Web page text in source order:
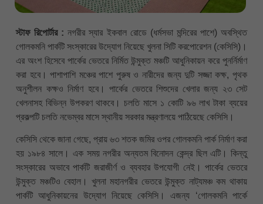
স্টাফ রিপোর্টার :নগরীর স্যার ইকবাল রোডে (ধর্মসভা মন্দিরের পাশে) অবস্থিত
গোলকমনি পার্কটি সংস্কারের উদ্যোগ নিয়েছে খুলনা সিটি করপোরেশন (কেসিসি)।
এর অংশ হিসেবে পার্কের ভেতরে নির্মিত উন্মুক্ত মঞ্চটি আধুনিকায়ন করে পুনর্নির্মাণ
করা হবে। পাশাপাশি মঞ্চের পাশে পুরুষ ও নারীদের জন্য দুটি সজ্জা কক্ষ, পৃথক
অনুশীলন কক্ষও নির্মাণ হবে। পার্কের ভেতরে শিশুদের খেলার জন্য ২৩ সেট
খেলনাসহ বিভিন্ন উপকরণ থাকবে। চলতি মাসে ১ কোটি ৯৬ লাখ টাকা ব্যয়ের
প্রকল্পটি চলতি নভেম্বর মাসে স্থানীয় সরকার মন্ত্রণালয়ে পাঠিয়েছে কেসিসি।
কেসিসি থেকে জানা গেছে, প্রায় ৬৩ শতক জমির ওপর গোলকমনি পার্ক নির্মাণ করা
হয় ১৯৮৪ সালে। এক সময় নগরীর অন্যতম বিনোদন কেন্দ্র ছিল এটি। কিন্তু
সংস্কারের অভাবে পার্কটি জরাজীর্ণ ও ব্যবহার উপযোগী নেই। পার্কের ভেতরে
উন্মুক্ত মঞ্চটিও বেহাল। খুলনা মহানগরীর ভেতরে উন্মুক্ত নাট্যমঞ্চ কম থাকায়
পার্কটি আধুনিকায়নের উদ্যোগ নিয়েছে কেসিসি। এজন্য ‘গোলকমনি পার্কে